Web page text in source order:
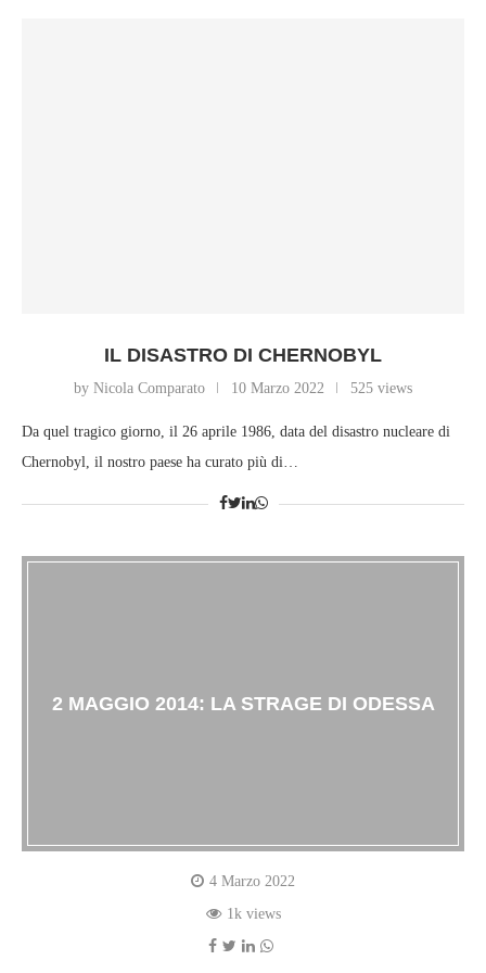
IL DISASTRO DI CHERNOBYL
by Nicola Comparato 10 Marzo 2022 525 views
Da quel tragico giorno, il 26 aprile 1986, data del disastro nucleare di
Chernobyl, il nostro paese ha curato più di…
2 MAGGIO 2014: LA STRAGE DI ODESSA
4 Marzo 2022
1k views